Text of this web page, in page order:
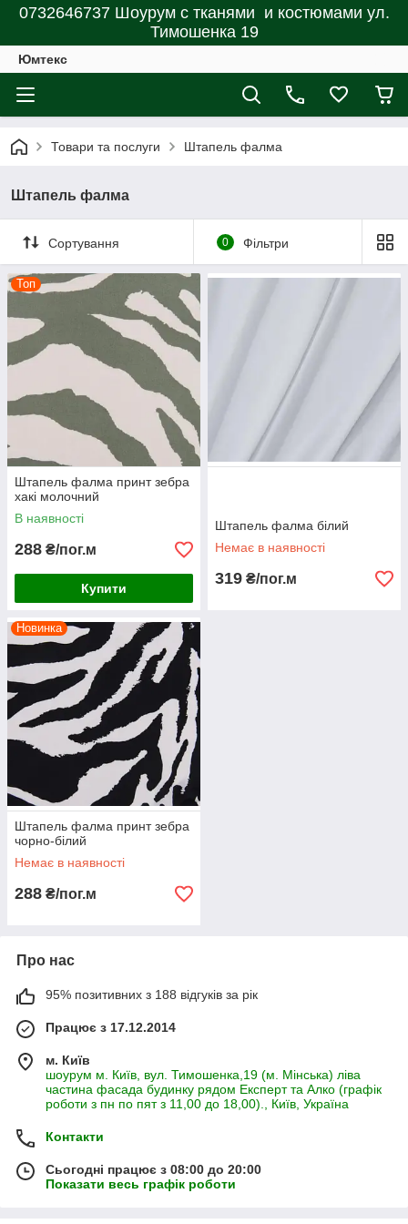
0732646737 Шоурум с тканями и костюмами ул.
Тимошенка 19
Юмтекс
Товари та послуги Штапель фалма
Штапель фалма
Сортування 0 Фільтри
Топ
Штапель фалма принт зебра
хакі молочний
В наявності
288 ₴/пог.м
Купити
Штапель фалма білий
Немає в наявності
319 ₴/пог.м
Новинка
Штапель фалма принт зебра
чорно-білий
Немає в наявності
288 ₴/пог.м
Про нас
95% позитивних з 188 відгуків за рік
Працює з 17.12.2014
м. Київ
шоурум м. Київ, вул. Тимошенка,19 (м. Мінська) ліва
частина фасада будинку рядом Експерт та Алко (графік
роботи з пн по пят з 11,00 до 18,00)., Київ, Україна
Контакти
Сьогодні працює з 08:00 до 20:00
Показати весь графік роботи